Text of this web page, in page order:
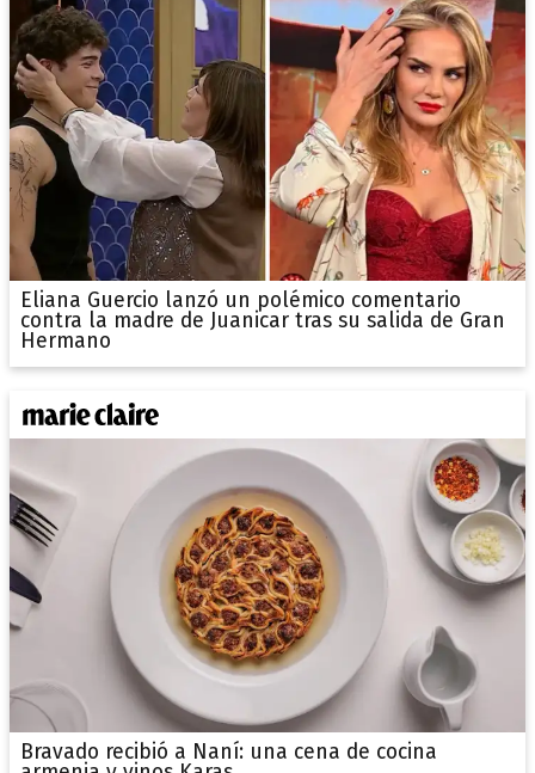
Eliana Guercio lanzó un polémico comentario
contra la madre de Juanicar tras su salida de Gran
Hermano
Bravado recibió a Naní: una cena de cocina